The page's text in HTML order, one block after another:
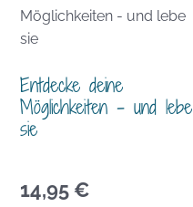
Entdecke deine
Möglichkeiten – und lebe
sie
14,95 €